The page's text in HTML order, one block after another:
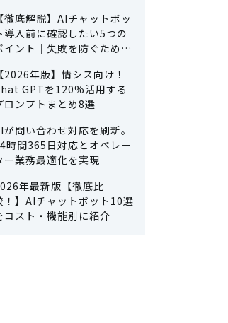
【徹底解説】AIチャットボッ
導入前に確認したい5つの
イント｜失敗を防ぐための
【2026年版】情シス向け！
GPTを120%活用する
ロンプトまとめ8選
が問い合わせ対応を刷新。
時間365日対応とオペレー
ー業務最適化を実現
年最新版【徹底比
！】AIチャットボット10選
コスト・機能別に紹介